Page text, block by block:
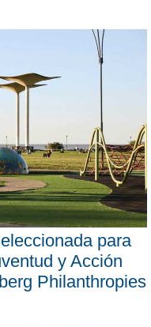
para
y Acción
Philanthropies